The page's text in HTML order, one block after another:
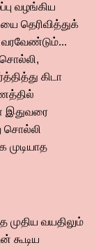
வழங்கிய
தெரிவித்துக்
கிடா
இதுவரை
சொல்லி
முதிய வயதிலும்
கூடிய